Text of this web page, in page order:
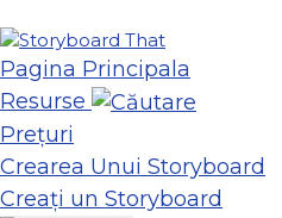
Pagina Principala
Resurse
Prețuri
Crearea Unui Storyboard
Creați un Storyboard